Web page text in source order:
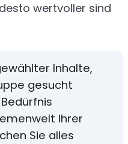
wertvoller sind
Inhalte,
gesucht
Ihrer
Sie alles